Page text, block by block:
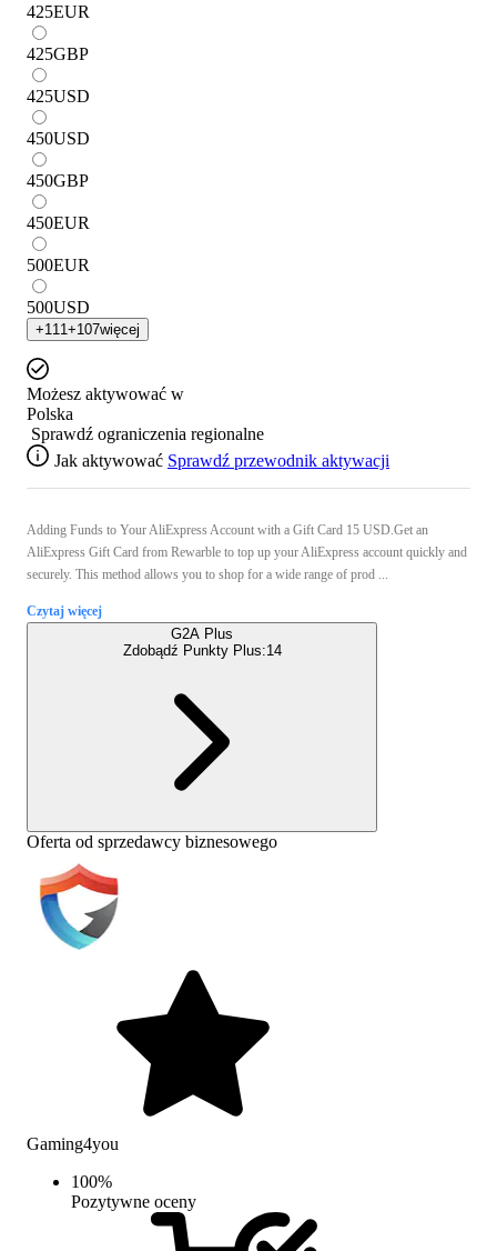
425EUR
425GBP
425USD
450USD
450GBP
450EUR
500EUR
500USD
+111 +107więcej
Możesz aktywować w
Polska
Sprawdź ograniczenia regionalne
Jak aktywować Sprawdź przewodnik aktywacji
Adding Funds to Your AliExpress Account with a Gift Card 15 USD.Get an
AliExpress Gift Card from Rewarble to top up your AliExpress account quickly and
securely. This method allows you to shop for a wide range of prod ...
Czytaj więcej
G2A Plus
Zdobądź Punkty Plus:14
Oferta od sprzedawcy biznesowego
Gaming4you
100%
Pozytywne oceny